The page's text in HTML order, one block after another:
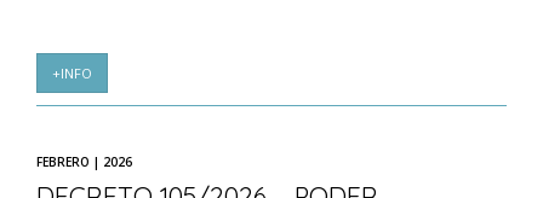
+INFO
FEBRERO | 2026